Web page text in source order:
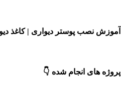
آموزش نصب پوستر دیواری | کاغذ
پروژه های انجام شده 👇